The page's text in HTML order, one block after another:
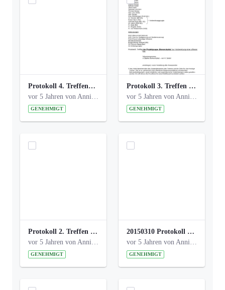
Protokoll 4. Treffen_20141113 AG Bismarckplatz.pdf
vor 5 Jahren von Anni Schlumberger
GENEHMIGT
Protokoll 3. Treffen 20141016 AG Bismarckplatz.pdf
vor 5 Jahren von Anni Schlumberger
GENEHMIGT
Protokoll 2. Treffen 20140315 AG Bismarckplatz.pdf
vor 5 Jahren von Anni Schlumberger
GENEHMIGT
20150310 Protokoll Bismarckplatz_UrbanG_02.pdf
vor 5 Jahren von Anni Schlumberger
GENEHMIGT